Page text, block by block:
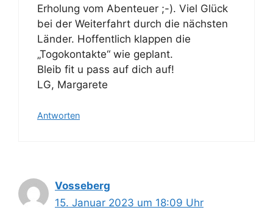
Erholung vom Abenteuer ;-). Viel Glück
bei der Weiterfahrt durch die nächsten
Länder. Hoffentlich klappen die
„Togokontakte“ wie geplant.
Bleib fit u pass auf dich auf!
LG, Margarete
Antworten
Vosseberg
15. Januar 2023 um 18:09 Uhr